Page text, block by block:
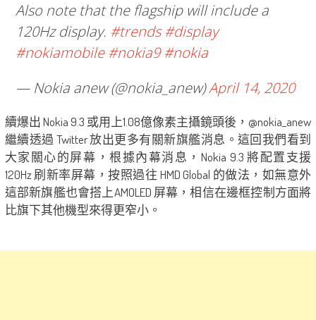
Also note that the flagship will include a
120Hz display. #trends #display
#nokiamobile #nokia9 #nokia
— Nokia anew (@nokia_anew)April 14, 2020
續爆出 Nokia 9.3 或用上1.08億像素主攝鏡頭後，@nokia_anew
繼續透過 Twitter 放出更多有關新旗艦消息。這回我們看到
大家關心的屏幕，根據內幕消息，Nokia 9.3 將配置支援
120Hz 刷新率屏幕，按照過往 HMD Global 的做法，如無意外
這部新旗艦也會搭上AMOLED 屏幕，相信在邊框控制方面將
比旗下其他機型來得更窄小。